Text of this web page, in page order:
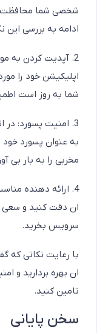
شخصی شما محافظت
ادامه به بررسی
2. آپدیت کردن به
اپلیکیشن خود را
شما به روز است
3. امنیت پسورد: در
به عنوان پسورد خود
مخربی را به بار بی
4. ارائه دهنده
ان دقت کنید و سعی
سرویس بخرید.
با رعایت نکاتی که
ان بهره بردارید و
تامین کنید.
سخن پایانی